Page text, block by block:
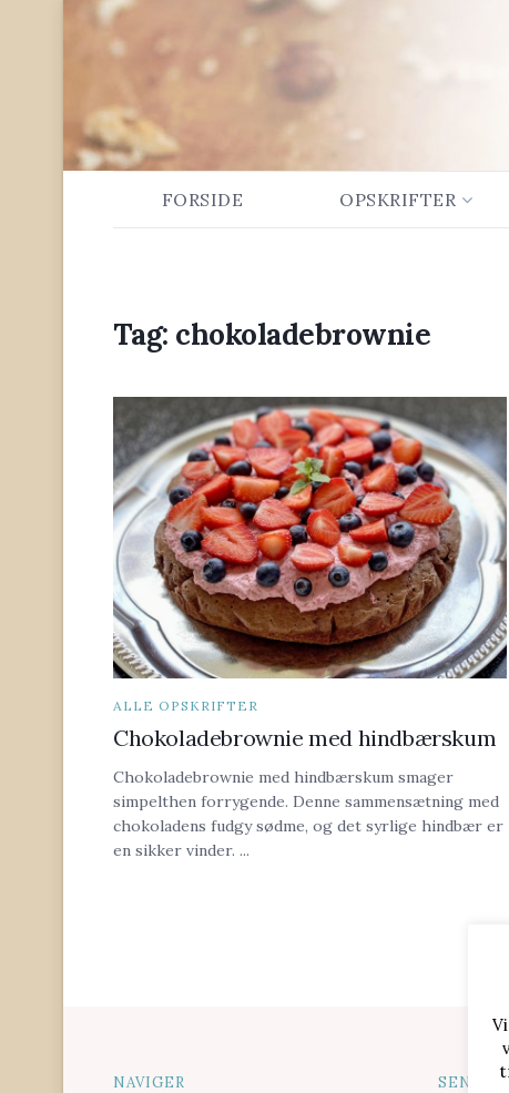
FORSIDE OPSKRIFTER
Tag: chokoladebrownie
ALLE OPSKRIFTER
Chokoladebrownie med hindbærskum
Chokoladebrownie med hindbærskum smager
simpelthen forrygende. Denne sammensætning med
chokoladens fudgy sødme, og det syrlige hindbær er
en sikker vinder. ...
NAVIGER